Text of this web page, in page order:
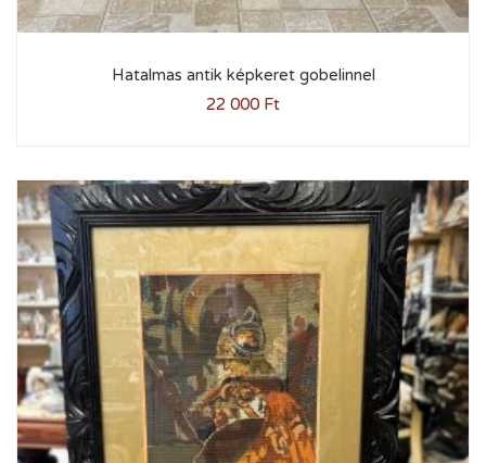
Hatalmas antik képkeret gobelinnel
22 000 Ft